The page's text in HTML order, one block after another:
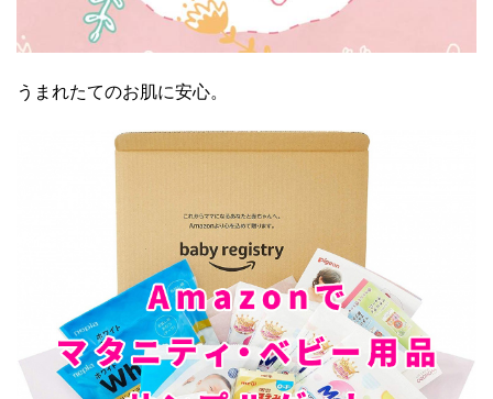
うまれたてのお肌に安心。